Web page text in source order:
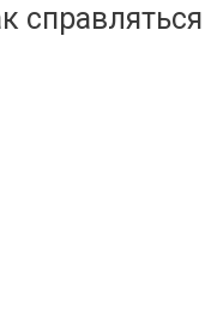
справляться